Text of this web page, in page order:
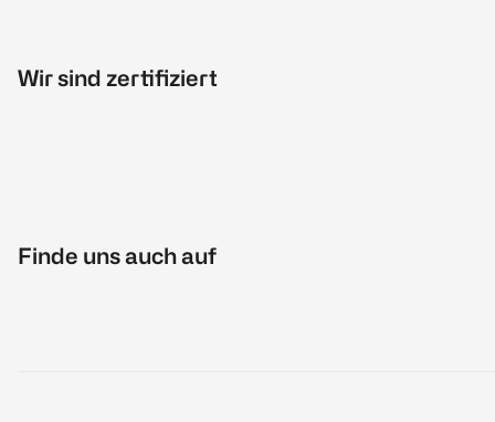
Wir sind zertifiziert
Finde uns auch auf